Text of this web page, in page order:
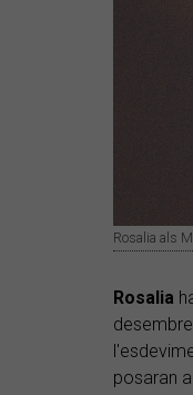
Rosalia als
Rosalia
posaran